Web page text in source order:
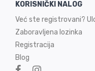
KORISNIČKI NALOG
Već ste registrovani?
Zaboravljena lozinka
Registracija
Blog